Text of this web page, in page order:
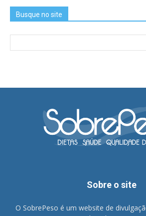
Busque no site
Sobre o site
O SobrePeso é um website de